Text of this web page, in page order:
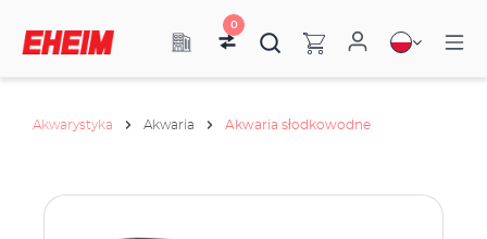
0
Akwarystyka Akwaria Akwaria słodkowodne